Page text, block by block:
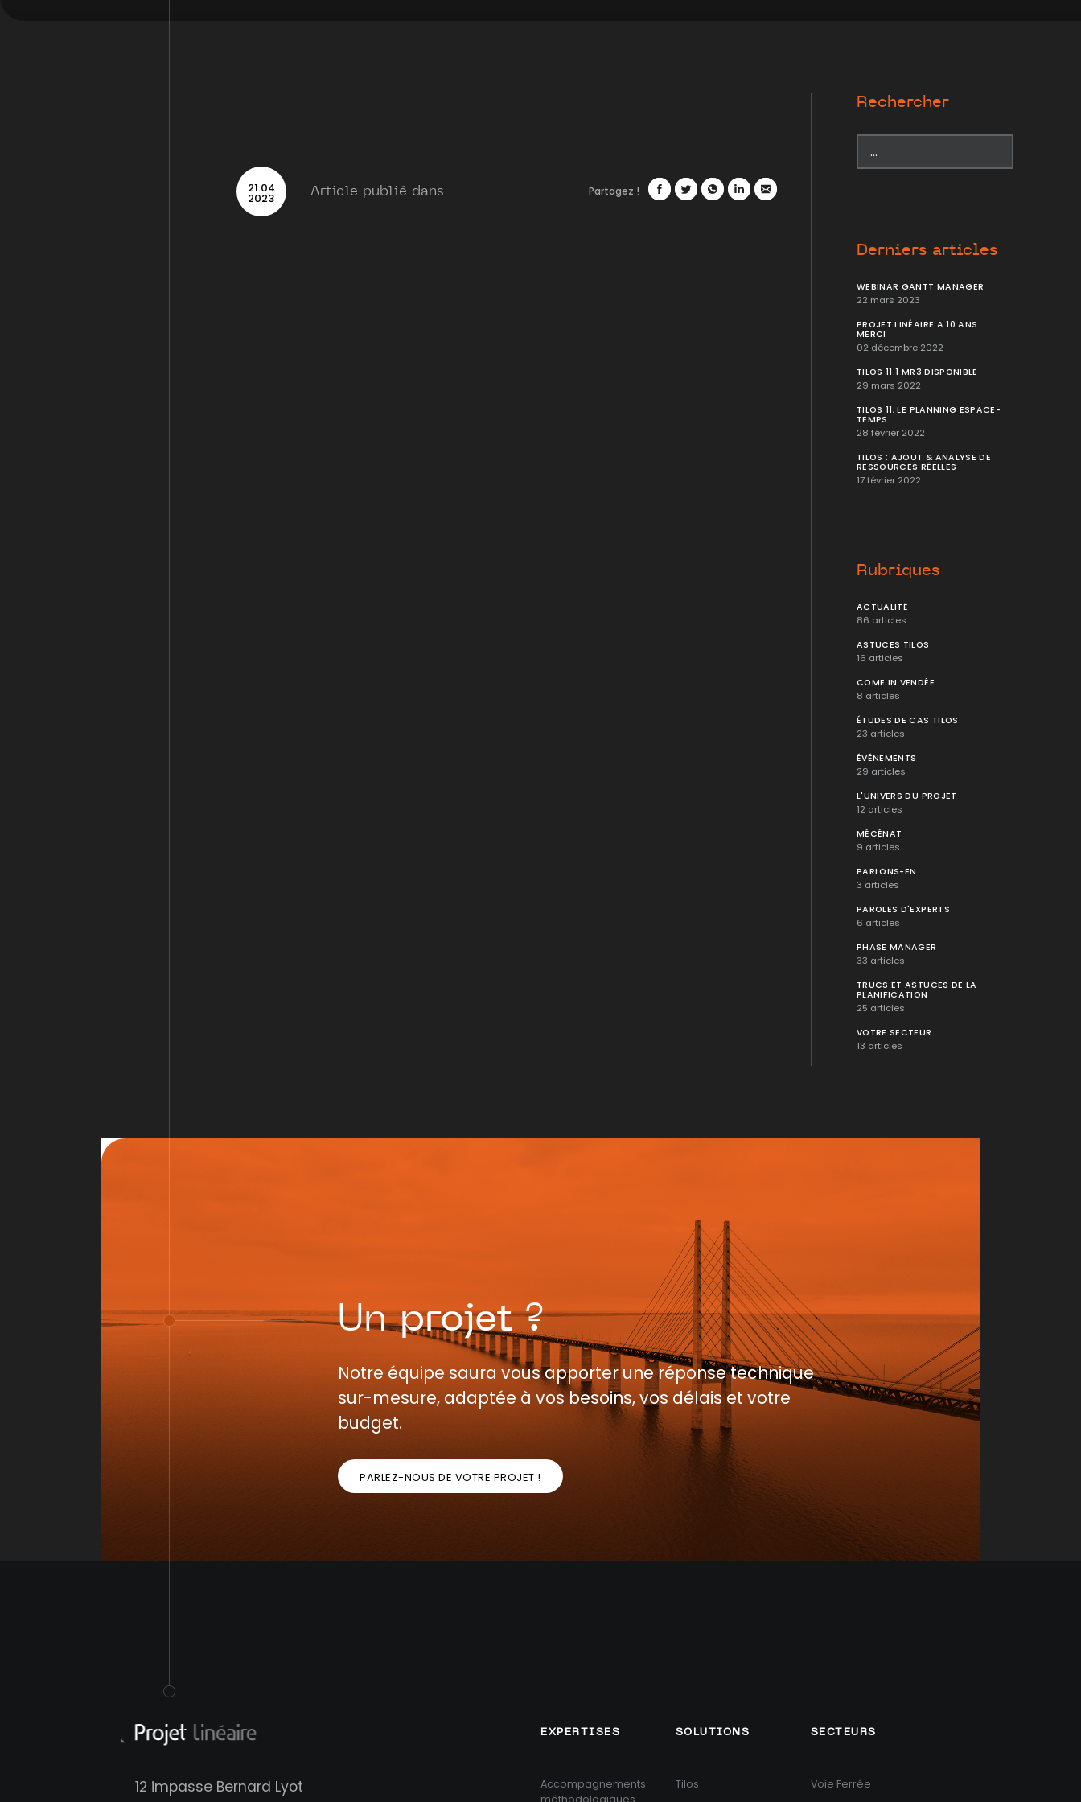
21.04
2023 Article publié dans Partagez !
Rechercher
Derniers articles
WEBINAR GANTT MANAGER
22 mars 2023
PROJET LINÉAIRE A 10 ANS...
MERCI
02 décembre 2022
TILOS 11.1 MR3 DISPONIBLE
29 mars 2022
TILOS 11, LE PLANNING ESPACE-
TEMPS
28 février 2022
TILOS : AJOUT & ANALYSE DE
RESSOURCES RÉELLES
17 février 2022
Rubriques
ACTUALITÉ
86 articles
ASTUCES TILOS
16 articles
COME IN VENDÉE
8 articles
ÉTUDES DE CAS TILOS
23 articles
ÉVÉNEMENTS
29 articles
L'UNIVERS DU PROJET
12 articles
MÉCÉNAT
9 articles
PARLONS-EN...
3 articles
PAROLES D'EXPERTS
6 articles
PHASE MANAGER
33 articles
TRUCS ET ASTUCES DE LA
PLANIFICATION
25 articles
VOTRE SECTEUR
13 articles
Unprojet?
Notre équipe saura vous apporter une réponse technique
sur-mesure, adaptée à vos besoins, vos délais et votre
budget.
PARLEZ-NOUS DE VOTRE PROJET !
12 impasse Bernard Lyot
EXPERTISES
Accompagnements
méthodologiques
SOLUTIONS
Tilos
SECTEURS
Voie Ferrée